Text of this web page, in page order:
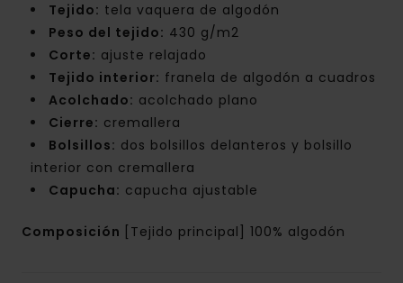
Tejido: tela vaquera de algodón
Peso del tejido: 430 g/m2
Corte: ajuste relajado
Tejido interior: franela de algodón a cuadros
Acolchado: acolchado plano
Cierre: cremallera
Bolsillos: dos bolsillos delanteros y bolsillo
interior con cremallera
Capucha: capucha ajustable
Composición [Tejido principal] 100% algodón